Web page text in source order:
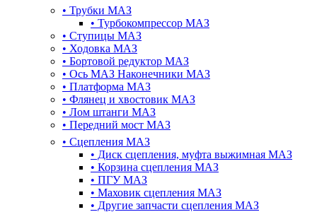
• Трубки МАЗ
• Турбокомпрессор МАЗ
• Ступицы МАЗ
• Ходовка МАЗ
• Бортовой редуктор МАЗ
• Ось МАЗ Наконечники МАЗ
• Платформа МАЗ
• Флянец и хвостовик МАЗ
• Лом штанги МАЗ
• Передний мост МАЗ
• Сцепления МАЗ
• Диск сцепления, муфта выжимная МАЗ
• Корзина сцепления МАЗ
• ПГУ МАЗ
• Маховик сцепления МАЗ
• Другие запчасти сцепления МАЗ